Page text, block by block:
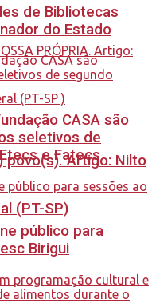
povo(s). Artigo: Nilto
(PT-SP)
de Bibliotecas
do Estado
CASA são
seletivos de
e Fatecs
público para
Birigui